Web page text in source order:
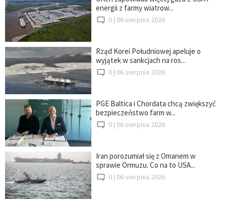
energii z farmy wiatrow...
0 | 06 sierpnia 2026
Rząd Korei Południowej apeluje o
wyjątek w sankcjach na ros...
0 | 06 sierpnia 2026
PGE Baltica i Chordata chcą zwiększyć
bezpieczeństwo farm w...
0 | 06 sierpnia 2026
Iran porozumiał się z Omanem w
sprawie Ormuzu. Co na to USA...
0 | 06 sierpnia 2026